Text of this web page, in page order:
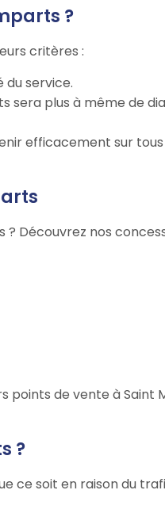
?
critères :
du service.
sera plus à même de
efficacement sur
Découvrez nos
points de vente à Saint
?
ce soit en raison du